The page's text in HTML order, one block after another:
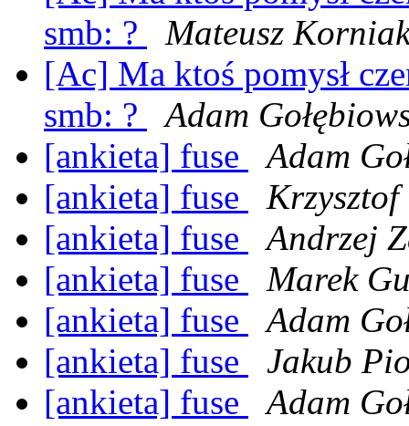
smb: ?
Mateusz
[Ac] Ma ktoś pomysł
smb: ?
Adam
[ankieta] fuse
Adam
[ankieta] fuse
[ankieta] fuse
Andrzej
[ankieta] fuse
Marek
[ankieta] fuse
Adam
[ankieta] fuse
Jakub
[ankieta] fuse
Adam